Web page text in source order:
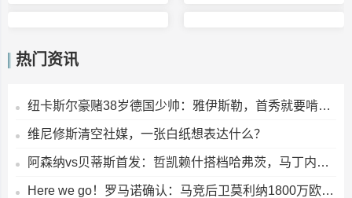
热门资讯
纽卡斯尔豪赌38岁德国少帅：雅伊斯勒，首秀就要啃利物浦这块硬骨头
维尼修斯清空社媒，一张白纸想表达什么？
阿森纳vs贝蒂斯首发：哲凯赖什搭档哈弗茨，马丁内利坐替补席
Here we go！罗马诺确认：马竞后卫莫利纳1800万欧转会罗马